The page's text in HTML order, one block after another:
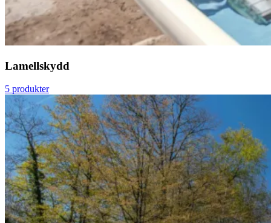
Lamellskydd
5 produkter